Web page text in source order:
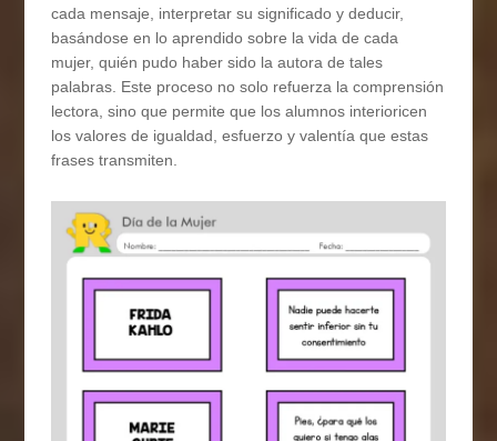
cada mensaje, interpretar su significado y deducir,
basándose en lo aprendido sobre la vida de cada
mujer, quién pudo haber sido la autora de tales
palabras. Este proceso no solo refuerza la comprensión
lectora, sino que permite que los alumnos interioricen
los valores de igualdad, esfuerzo y valentía que estas
frases transmiten.